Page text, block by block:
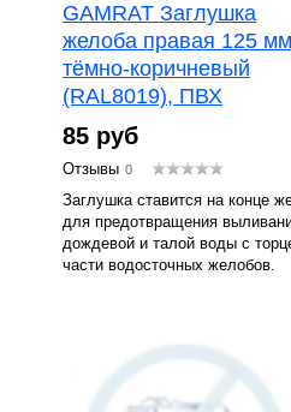
GAMRAT Заглушка
желоба правая 125
тёмно-коричневый
(RAL8019), ПВХ
85 руб
Отзывы 0
Заглушка ставится на конце
для предотвращения
дождевой и талой воды с
части водосточных желобов.